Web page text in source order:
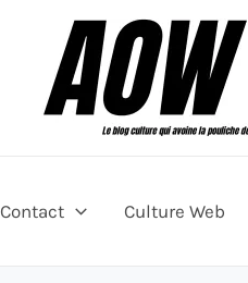
Contact Culture Web